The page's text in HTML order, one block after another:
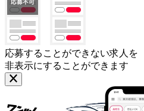
応募することができない求人を
非表示にすることができます